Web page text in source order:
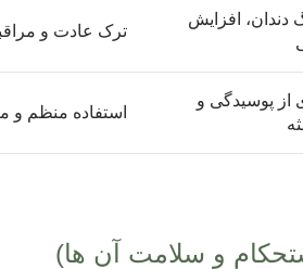
دندان، افزایش
ترک عادت و
از پوسیدگی و
استفاده منظم و
و سلامت آن ها)